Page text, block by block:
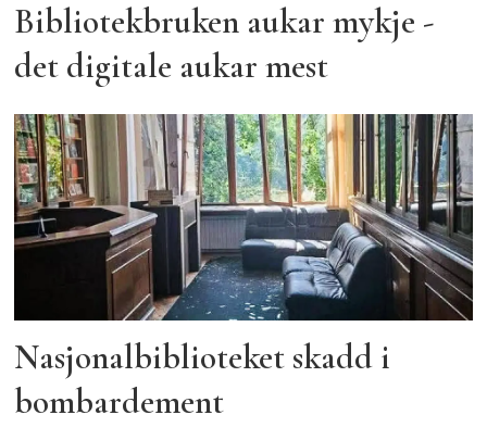
Bibliotekbruken aukar mykje -
det digitale aukar mest
Nasjonalbiblioteket skadd i
bombardement